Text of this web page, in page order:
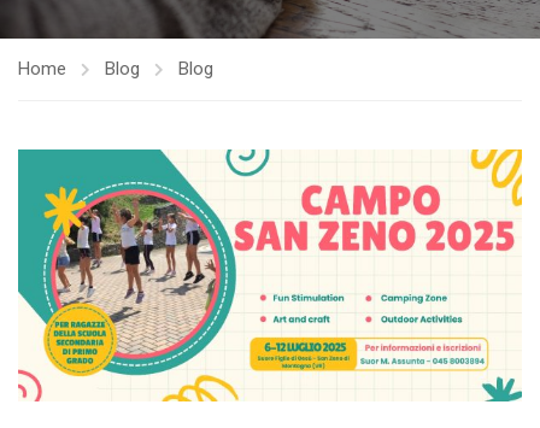
Home Blog Blog